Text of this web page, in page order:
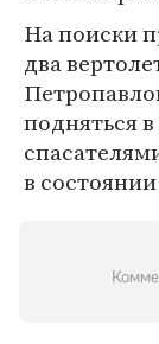
На поиски
два
подняться
в